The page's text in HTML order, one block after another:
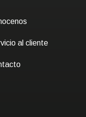
al cliente